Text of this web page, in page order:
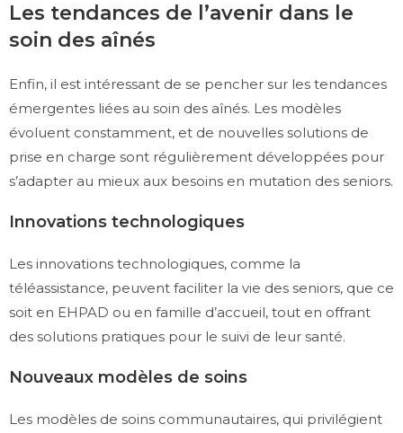
Les tendances de l’avenir dans le
soin des aînés
Enfin, il est intéressant de se pencher sur les tendances
émergentes liées au soin des aînés. Les modèles
évoluent constamment, et de nouvelles solutions de
prise en charge sont régulièrement développées pour
s’adapter au mieux aux besoins en mutation des seniors.
Innovations technologiques
Les innovations technologiques, comme la
téléassistance, peuvent faciliter la vie des seniors, que ce
soit en EHPAD ou en famille d’accueil, tout en offrant
des solutions pratiques pour le suivi de leur santé.
Nouveaux modèles de soins
Les modèles de soins communautaires, qui privilégient